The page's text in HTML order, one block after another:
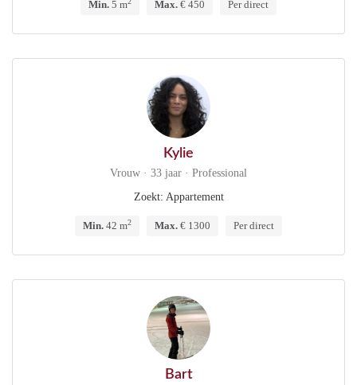
Min. 5 m Max. € 450 Per direct
Kylie
Vrouw · 33 jaar · Professional
Zoekt: Appartement
Min. 42 m2 Max. € 1300 Per direct
Bart